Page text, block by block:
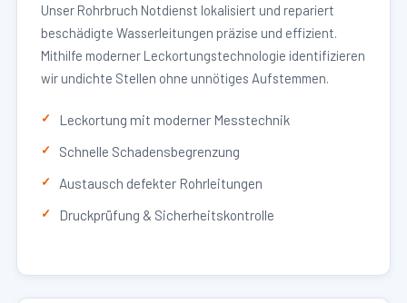
Unser Rohrbruch Notdienst lokalisiert und repariert
beschädigte Wasserleitungen präzise und effizient.
Mithilfe moderner Leckortungstechnologie identifizieren
wir undichte Stellen ohne unnötiges Aufstemmen.
Leckortung mit moderner Messtechnik
Schnelle Schadensbegrenzung
Austausch defekter Rohrleitungen
Druckprüfung & Sicherheitskontrolle